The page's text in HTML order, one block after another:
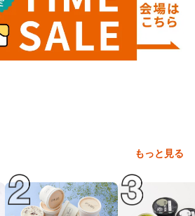
もっと見る